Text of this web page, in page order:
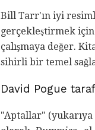
Bill Tarr'ın iyi
gerçekleştirmek
çalışmaya değer.
sihirli bir temel
David Pogue
"Aptallar" (yukarıya